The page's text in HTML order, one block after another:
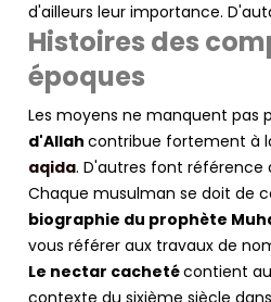
d'ailleurs leur importance.
Histoires des
époques
Les moyens ne manquent pas
d'Allah contribue fortement à
aqida. D'autres font référence
Chaque musulman se doit de
biographie du prophète
vous référer aux travaux de
Le nectar cachetécontient